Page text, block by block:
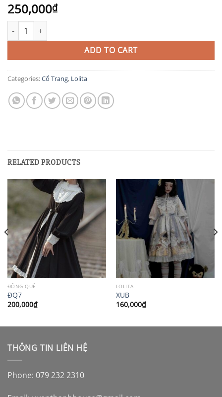
250,000₫
WXĐ2 quantity
ADD TO CART
Categories:Cổ Trang, Lolita
RELATED PRODUCTS
ĐỒNG QUÊ
ĐQ7
200,000₫
LOLITA
XUB
160,000₫
THÔNG TIN LIÊN HỆ
Phone: 079 232 2310